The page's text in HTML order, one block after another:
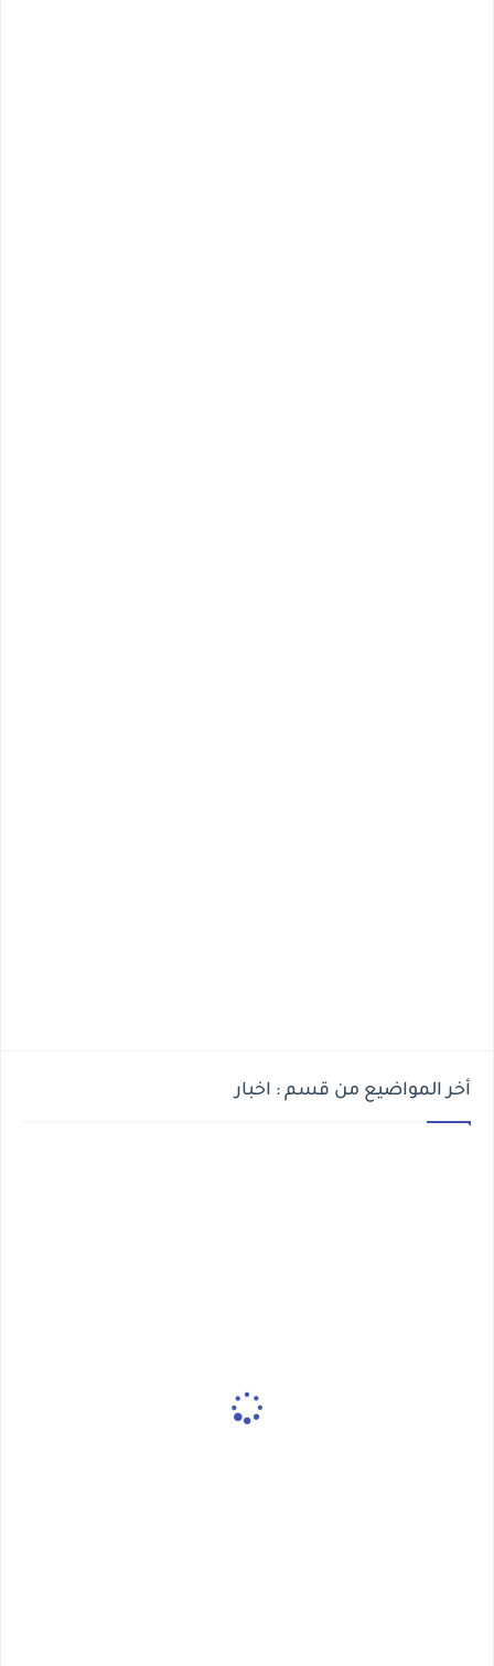
أخر المواضيع من قسم : اخبار